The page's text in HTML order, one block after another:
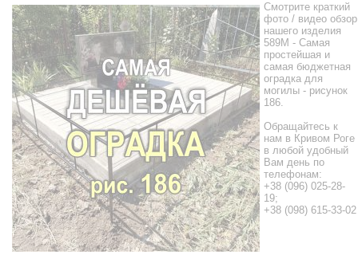
Смотрите краткий
фото / видео обзор
нашего изделия
589M - Самая
простейшая и
самая бюджетная
оградка для
могилы - рисунок
186.
Обращайтесь к
нам в Кривом Роге
в любой удобный
Вам день по
телефонам:
+38 (096) 025-28-
19;
+38 (098) 615-33-02